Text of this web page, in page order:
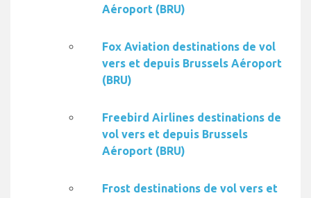
Aéroport (BRU)
Fox Aviation destinations de vol
vers et depuis Brussels Aéroport
(BRU)
Freebird Airlines destinations de
vol vers et depuis Brussels
Aéroport (BRU)
Frost destinations de vol vers et